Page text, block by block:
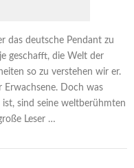
das deutsche Pendant zu
geschafft, die Welt der
so zu verstehen wir er.
Doch was
sind seine weltberühmten
Leser …